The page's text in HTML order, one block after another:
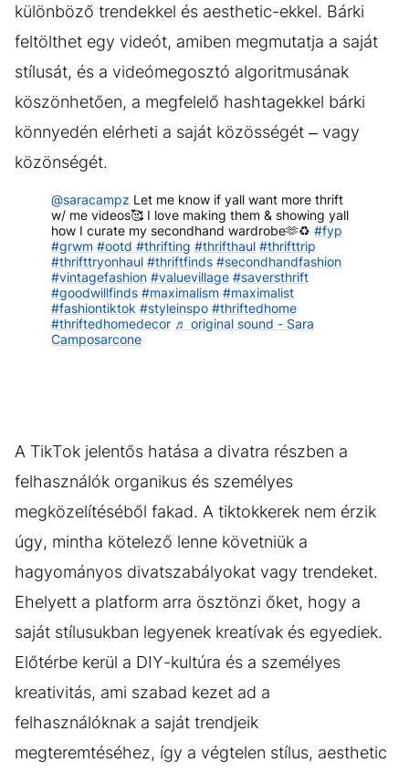
különböző trendekkel és aesthetic-ekkel. Bárki
feltölthet egy videót, amiben megmutatja a saját
stílusát, és a videómegosztó algoritmusának
köszönhetően, a megfelelő hashtagekkel bárki
könnyedén elérheti a saját közösségét – vagy
közönségét.
@saracampz Let me know if yall want more thrift
w/ me videos🥰 I love making them & showing yall
how I curate my secondhand wardrobe🫶♻️ #fyp
#grwm #ootd #thrifting #thrifthaul #thrifttrip
#thrifttryonhaul #thriftfinds #secondhandfashion
#vintagefashion #valuevillage #saversthrift
#goodwillfinds #maximalism #maximalist
#fashiontiktok #styleinspo #thriftedhome
#thriftedhomedecor ♬ original sound - Sara
Camposarcone
A TikTok jelentős hatása a divatra részben a
felhasználók organikus és személyes
megközelítéséből fakad. A tiktokkerek nem érzik
úgy, mintha kötelező lenne követniük a
hagyományos divatszabályokat vagy trendeket.
Ehelyett a platform arra ösztönzi őket, hogy a
saját stílusukban legyenek kreatívak és egyediek.
Előtérbe kerül a DIY-kultúra és a személyes
kreativitás, ami szabad kezet ad a
felhasználóknak a saját trendjeik
megteremtéséhez, így a végtelen stílus, aesthetic